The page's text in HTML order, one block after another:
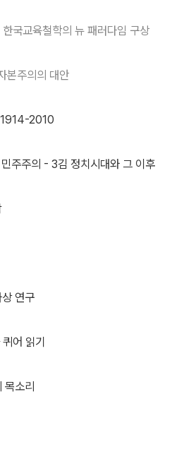
국교육철학의 뉴 패러다임 구상
본주의의 대안
1914-2010
주주의 - 3김 정치시대와 그 이후
연구
어 읽기
목소리